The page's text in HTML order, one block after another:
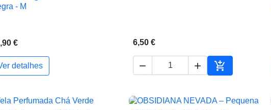
- M
€
detalhes
6,50 €
  
Adicionar ao